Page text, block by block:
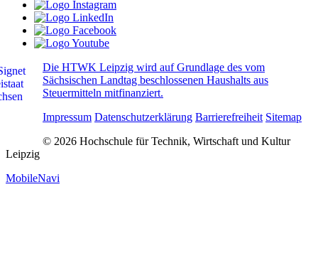
Die HTWK Leipzig wird auf Grundlage des vom
Sächsischen Landtag beschlossenen Haushalts aus
Steuermitteln mitfinanziert.
Impressum Datenschutzerklärung Barrierefreiheit Sitemap
© 2026 Hochschule für Technik, Wirtschaft und Kultur
Leipzig
MobileNavi